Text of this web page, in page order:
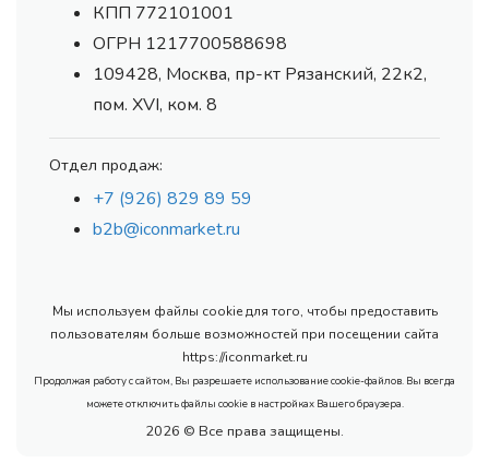
КПП 772101001
ОГРН 1217700588698
109428, Москва, пр-кт Рязанский, 22к2,
пом. XVI, ком. 8
Отдел продаж:
+7 (926) 829 89 59
b2b@iconmarket.ru
Мы используем файлы cookie для того, чтобы предоставить
пользователям больше возможностей при посещении сайта
https://iconmarket.ru
Продолжая работу с сайтом, Вы разрешаете использование cookie-файлов. Вы всегда
можете отключить файлы cookie в настройках Вашего браузера.
2026 © Все права защищены.